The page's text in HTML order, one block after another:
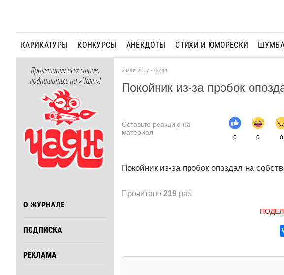
КАРИКАТУРЫ КОНКУРСЫ АНЕКДОТЫ СТИХИ И ЮМОРЕСКИ
Пролетарии всех стран,
подпишитесь на «Чаян»!
О ЖУРНАЛЕ
ПОДПИСКА
РЕКЛАМА
2 мая 2017 - 06:44
Покойник из-за пробок
Оставьте реакцию на
материал
0 0 0
Покойник из-за пробок опоздал на
Прочитано 219 раз